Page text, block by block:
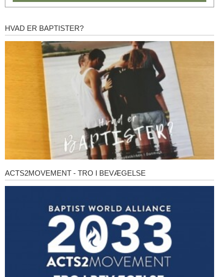
Hvad
er
HVAD ER BAPTISTER?
Acts2Movement
ACTS2MOVEMENT - TRO I BEVÆGELSE